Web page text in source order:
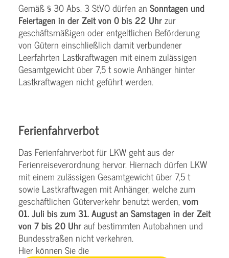
Gemäß § 30 Abs. 3 StVO dürfen an Sonntagen und
Feiertagen in der Zeit von 0 bis 22 Uhrzur
geschäftsmäßigen oder entgeltlichen Beförderung
von Gütern einschließlich damit verbundener
Leerfahrten Lastkraftwagen mit einem zulässigen
Gesamtgewicht über 7,5 t sowie Anhänger hinter
Lastkraftwagen nicht geführt werden.
Ferienfahrverbot
Das Ferienfahrverbot für LKW geht aus der
Ferienreiseverordnung hervor. Hiernach dürfen LKW
mit einem zulässigen Gesamtgewicht über 7,5 t
sowie Lastkraftwagen mit Anhänger, welche zum
geschäftlichen Güterverkehr benutzt werden, vom
01. Juli bis zum 31. August an Samstagen in der Zeit
von 7 bis 20 Uhrauf bestimmten Autobahnen und
Bundesstraßen nicht verkehren.
Hier können Sie die